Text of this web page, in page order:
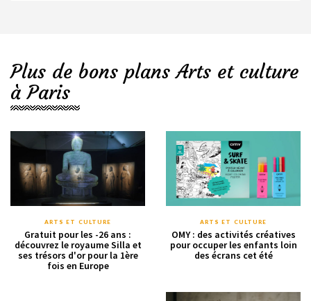
Plus de bons plans Arts et culture
à Paris
ARTS ET CULTURE
Gratuit pour les -26 ans :
découvrez le royaume Silla et
ses trésors d'or pour la 1ère
fois en Europe
ARTS ET CULTURE
OMY : des activités créatives
pour occuper les enfants loin
des écrans cet été